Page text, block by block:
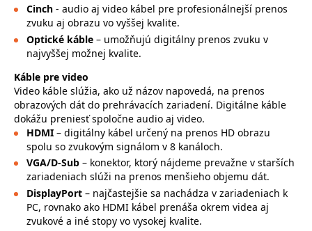
Cinch - audio aj video kábel pre profesionálnejší prenos
zvuku aj obrazu vo vyššej kvalite.
Optické káble – umožňujú digitálny prenos zvuku v
najvyššej možnej kvalite.
Káble pre video
Video káble slúžia, ako už názov napovedá, na prenos
obrazových dát do prehrávacích zariadení. Digitálne káble
dokážu preniesť spoločne audio aj video.
HDMI – digitálny kábel určený na prenos HD obrazu
spolu so zvukovým signálom v 8 kanáloch.
VGA/D-Sub – konektor, ktorý nájdeme prevažne v starších
zariadeniach slúži na prenos menšieho objemu dát.
DisplayPort – najčastejšie sa nachádza v zariadeniach k
PC, rovnako ako HDMI kábel prenáša okrem videa aj
zvukové a iné stopy vo vysokej kvalite.